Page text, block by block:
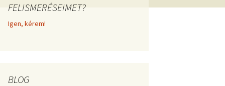
frekvenciákkal
FELISMERÉSEIMET?
Igen, kérem!
BLOG